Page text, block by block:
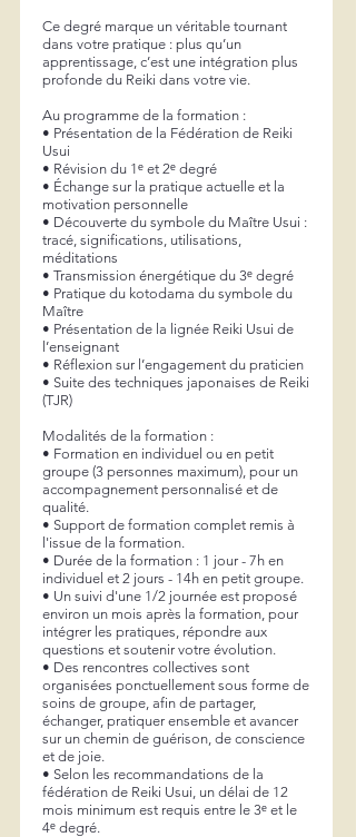
Ce degré marque un véritable tournant
dans votre pratique : plus qu’un
apprentissage, c’est une intégration plus
profonde du Reiki dans votre vie.
Au programme de la formation :
• Présentation de la Fédération de Reiki
Usui
• Révision du 1ᵉ et 2ᵉ degré
• Échange sur la pratique actuelle et la
motivation personnelle
• Découverte du symbole du Maître Usui :
tracé, significations, utilisations,
méditations
• Transmission énergétique du 3ᵉ degré
• Pratique du kotodama du symbole du
Maître
• Présentation de la lignée Reiki Usui de
l’enseignant
• Réflexion sur l’engagement du praticien
• Suite des techniques japonaises de Reiki
(TJR)
Modalités de la formation :
• Formation en individuel ou en petit
groupe (3 personnes maximum), pour un
accompagnement personnalisé et de
qualité.
• Support de formation complet remis à
l'issue de la formation.
• Durée de la formation : 1 jour - 7h en
individuel et 2 jours - 14h en petit groupe.
• Un suivi d'une 1/2 journée est proposé
environ un mois après la formation, pour
intégrer les pratiques, répondre aux
questions et soutenir votre évolution.
• Des rencontres collectives sont
organisées ponctuellement sous forme de
soins de groupe, afin de partager,
échanger, pratiquer ensemble et avancer
sur un chemin de guérison, de conscience
et de joie.
• Selon les recommandations de la
fédération de Reiki Usui, un délai de 12
mois minimum est requis entre le 3ᵉ et le
4ᵉ degré.